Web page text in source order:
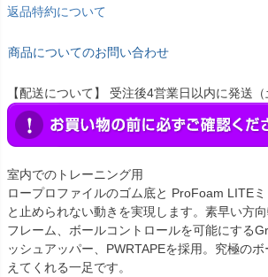
返品特約について
商品についてのお問い合わせ
【配送について】 受注後4営業日以内に発送（
室内でのトレーニング用
ロープロファイルのゴム底と ProFoam LITE
と止められない動きを実現します。素早い方
フレーム、ボールコントロールを可能にする
ッシュアッパー、PWRTAPEを採用。究極の
えてくれる一足です。